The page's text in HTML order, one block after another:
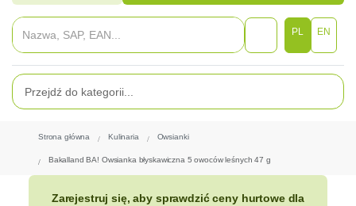
PL EN
Strona główna Kulinaria Owsianki
Bakalland BA! Owsianka błyskawiczna 5 owoców leśnych 47 g
Zarejestruj się, aby sprawdzić ceny hurtowe dla